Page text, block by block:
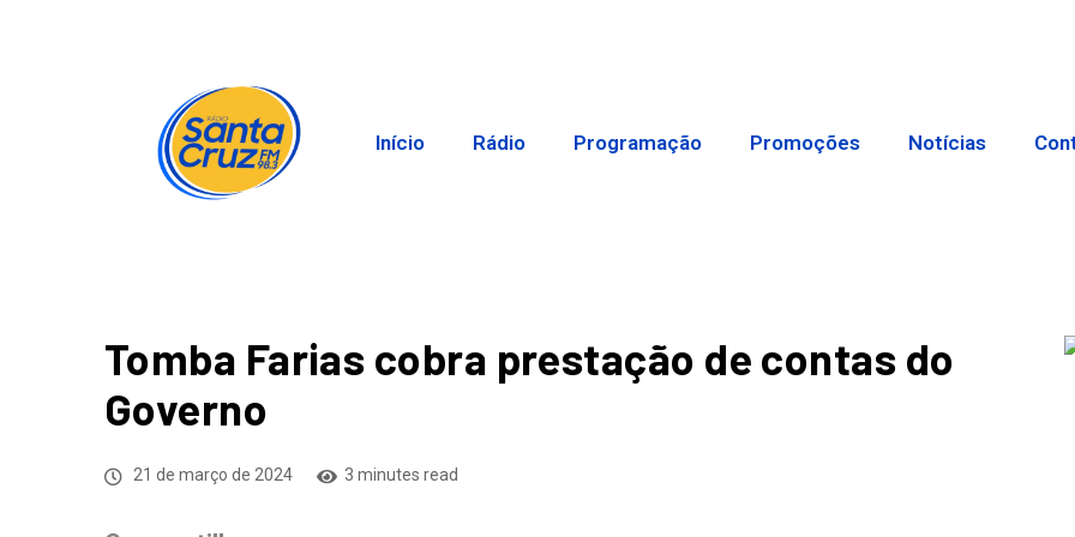
Início Rádio Programação Promoções Notícias
Tomba Farias cobra prestação de contas do
Governo
21 de março de 2024 3 minutes read